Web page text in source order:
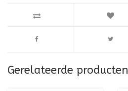
Gerelateerde producten